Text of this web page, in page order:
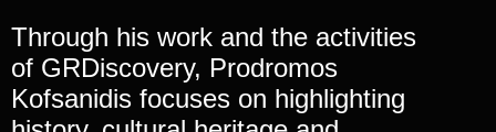
Through his work and the activities
of GRDiscovery, Prodromos
Kofsanidis focuses on highlighting